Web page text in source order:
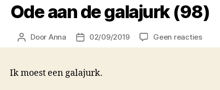
Ode aan de galajurk (98)
Berichtauteur
Door Anna Berichtdatum
02/09/2019 Geen reactiesop
Ode
Ik moest een galajurk.